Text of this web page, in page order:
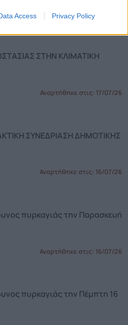
Access Privacy Policy
Αναρτήθηκε στις:
ΣΤΗΝ ΚΛΙΜΑΤΙΚΗ
Αναρτήθηκε στις: 17/07/26
ΣΥΝΕΔΡΙΑΣΗ ΔΗΜΟΤΙΚΗΣ
Αναρτήθηκε στις: 16/07/26
πυρκαγιάς την Παρασκευή
Αναρτήθηκε στις: 16/07/26
πυρκαγιάς την Πέμπτη 16